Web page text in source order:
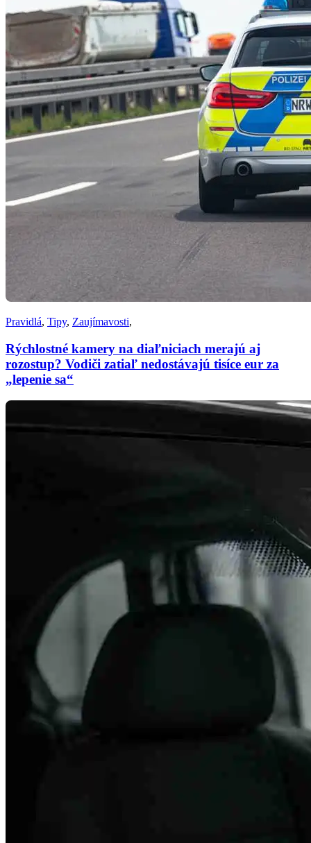
Pravidlá, Tipy, Zaujímavosti,
Rýchlostné kamery na diaľniciach merajú aj
rozostup? Vodiči zatiaľ nedostávajú tisíce eur za
„lepenie sa“